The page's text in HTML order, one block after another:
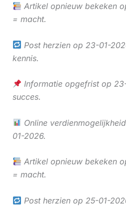
Artikel opnieuw bekeken
= macht.
Post herzien op 23-01-
kennis.
Informatie opgefrist op
succes.
Online
01-2026.
Artikel opnieuw bekeken
= macht.
Post herzien op 25-01-